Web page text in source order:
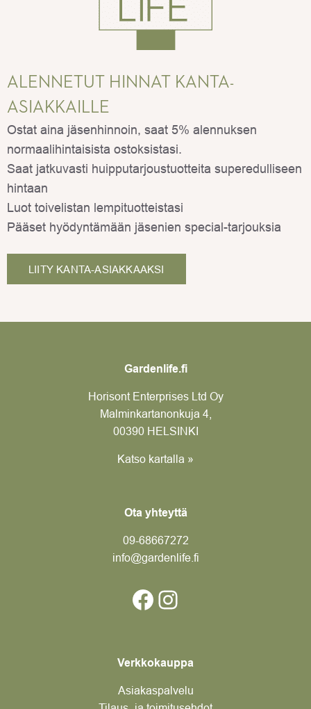
ALENNETUT HINNAT KANTA-
ASIAKKAILLE
Ostat aina jäsenhinnoin, saat 5% alennuksen
normaalihintaisista ostoksistasi.
Saat jatkuvasti huipputarjoustuotteita superedulliseen
hintaan
Luot toivelistan lempituotteistasi
Pääset hyödyntämään jäsenien special-tarjouksia
LIITY KANTA-ASIAKKAAKSI
Gardenlife.fi
Horisont Enterprises Ltd Oy
Malminkartanonkuja 4,
00390 HELSINKI
Katso kartalla »
Ota yhteyttä
09-68667272
info@gardenlife.fi
Facebook
Instagram
Verkkokauppa
Asiakaspalvelu